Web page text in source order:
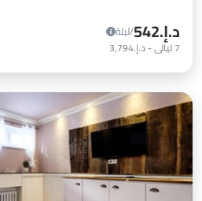
د.إ.‏542
/ليلة
7ليالي- د.إ.‏3,794